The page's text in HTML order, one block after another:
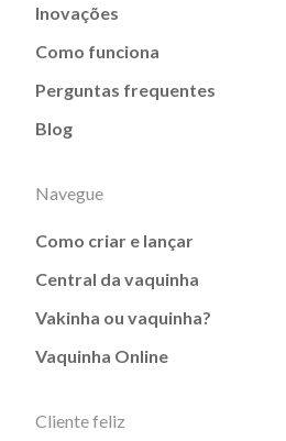
Inovações
Como funciona
Perguntas frequentes
Blog
Navegue
Como criar e lançar
Central da vaquinha
Vakinha ou vaquinha?
Vaquinha Online
Cliente feliz